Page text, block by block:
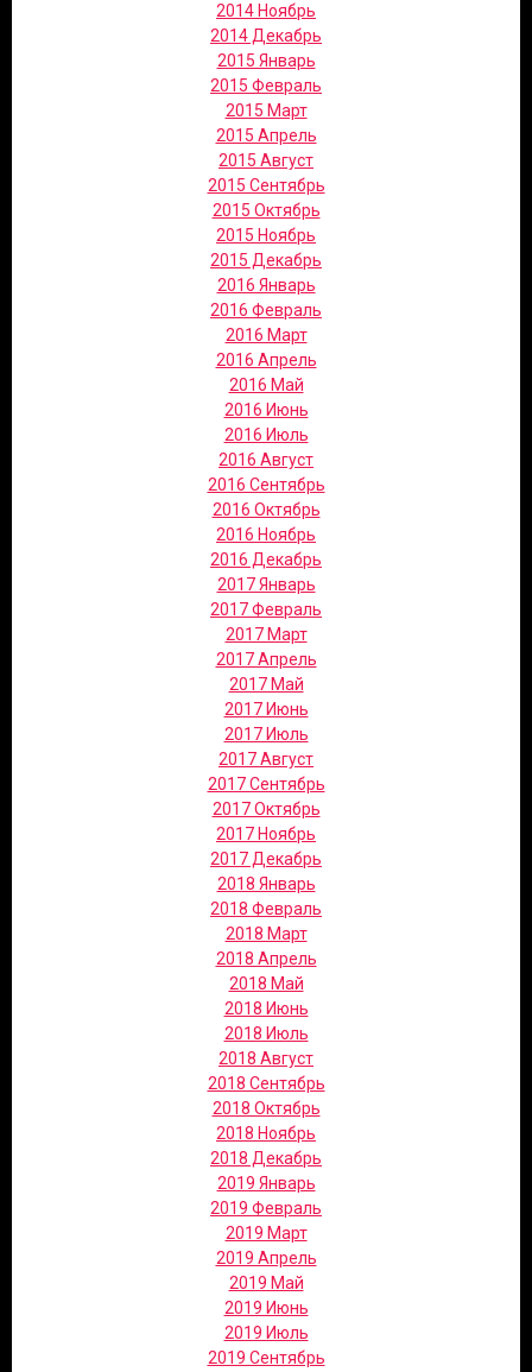
2014 Ноябрь
2014 Декабрь
2015 Январь
2015 Февраль
2015 Март
2015 Апрель
2015 Август
2015 Сентябрь
2015 Октябрь
2015 Ноябрь
2015 Декабрь
2016 Январь
2016 Февраль
2016 Март
2016 Апрель
2016 Май
2016 Июнь
2016 Июль
2016 Август
2016 Сентябрь
2016 Октябрь
2016 Ноябрь
2016 Декабрь
2017 Январь
2017 Февраль
2017 Март
2017 Апрель
2017 Май
2017 Июнь
2017 Июль
2017 Август
2017 Сентябрь
2017 Октябрь
2017 Ноябрь
2017 Декабрь
2018 Январь
2018 Февраль
2018 Март
2018 Апрель
2018 Май
2018 Июнь
2018 Июль
2018 Август
2018 Сентябрь
2018 Октябрь
2018 Ноябрь
2018 Декабрь
2019 Январь
2019 Февраль
2019 Март
2019 Апрель
2019 Май
2019 Июнь
2019 Июль
2019 Сентябрь